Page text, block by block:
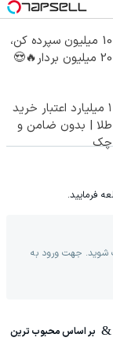
10 میلیون سپرده کن،
20 میلیون بردار🔥😍
۱ میلیارد اعتبار خرید
طلا | بدون ضامن و
چک
فرمایید.
شوید. جهت ورود به
بر اساس محبوب ترین